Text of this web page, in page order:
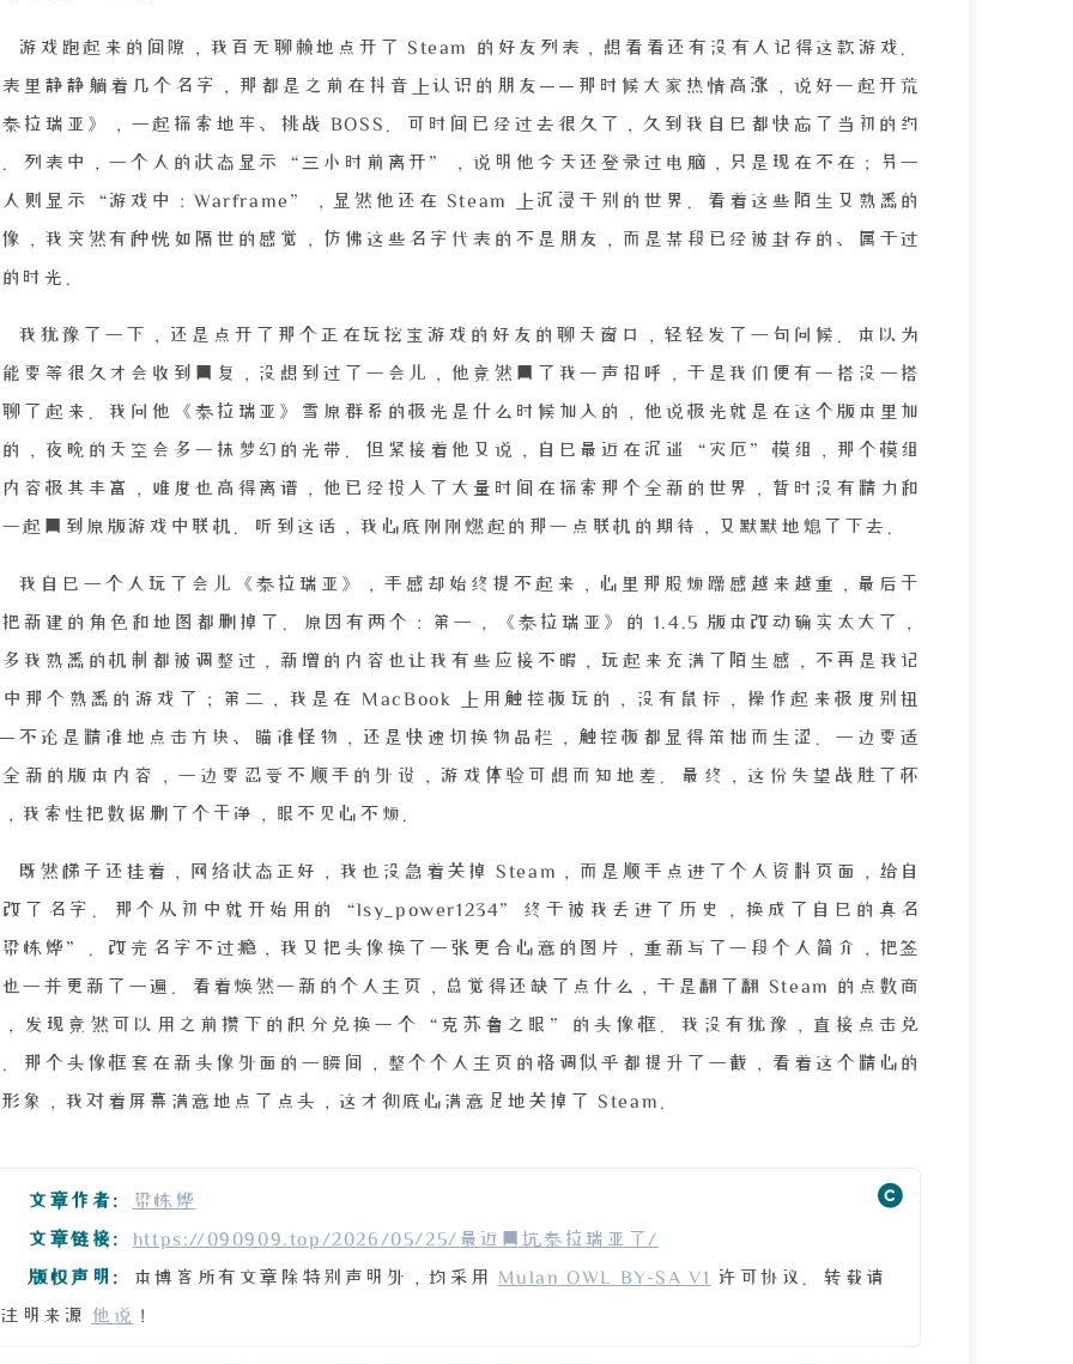
游戏跑起来的间隙，我百无聊赖地点开了 Steam 的好友列表，想看看还有没有人记得这款游戏。
里静静躺着几个名字，那都是之前在抖音上认识的朋友——那时候大家热情高涨，说好一起开荒
拉瑞亚》，一起探索地牢、挑战 BOSS。可时间已经过去很久了，久到我自己都快忘了当初的约
列表中，一个人的状态显示“三小时前离开”，说明他今天还登录过电脑，只是现在不在；另一
则显示“游戏中：Warframe”，显然他还在 Steam 上沉浸于别的世界。看着这些陌生又熟悉的
，我突然有种恍如隔世的感觉，仿佛这些名字代表的不是朋友，而是某段已经被封存的、属于过
时光。
我犹豫了一下，还是点开了那个正在玩挖宝游戏的好友的聊天窗口，轻轻发了一句问候。本以为
要等很久才会收到回复，没想到过了一会儿，他竟然回了我一声招呼，于是我们便有一搭没一搭
了起来。我问他《泰拉瑞亚》雪原群系的极光是什么时候加入的，他说极光就是在这个版本里加
，夜晚的天空会多一抹梦幻的光带。但紧接着他又说，自己最近在沉迷“灾厄”模组，那个模组
容极其丰富，难度也高得离谱，他已经投入了大量时间在探索那个全新的世界，暂时没有精力和
起回到原版游戏中联机。听到这话，我心底刚刚燃起的那一点联机的期待，又默默地熄了下去。
我自己一个人玩了会儿《泰拉瑞亚》，手感却始终提不起来，心里那股烦躁感越来越重，最后干
新建的角色和地图都删掉了。原因有两个：第一，《泰拉瑞亚》的 1.4.5 版本改动确实太大了，
我熟悉的机制都被调整过，新增的内容也让我有些应接不暇，玩起来充满了陌生感，不再是我记
那个熟悉的游戏了；第二，我是在 MacBook 上用触控板玩的，没有鼠标，操作起来极度别扭
不论是精准地点击方块、瞄准怪物，还是快速切换物品栏，触控板都显得笨拙而生涩。一边要适
新的版本内容，一边要忍受不顺手的外设，游戏体验可想而知地差。最终，这份失望战胜了怀
我索性把数据删了个干净，眼不见心不烦。
既然梯子还挂着，网络状态正好，我也没急着关掉 Steam，而是顺手点进了个人资料页面，给自
了名字。那个从初中就开始用的“lsy_power1234”终于被我丢进了历史，换成了自己的真名
栋烨”。改完名字不过瘾，我又把头像换了一张更合心意的图片，重新写了一段个人简介，把签
一并更新了一遍。看着焕然一新的个人主页，总觉得还缺了点什么，于是翻了翻 Steam 的点数商
发现竟然可以用之前攒下的积分兑换一个“克苏鲁之眼”的头像框。我没有犹豫，直接点击兑
那个头像框套在新头像外面的一瞬间，整个个人主页的格调似乎都提升了一截，看着这个精心的
象，我对着屏幕满意地点了点头，这才彻底心满意足地关掉了 Steam。
文章作者:
梁栋烨
文章链接:
https://090909.top/2026/05/25/最近回坑泰拉瑞亚了/
版权声明:
本博客所有文章除特别声明外，均采用 Mulan OWL BY-SA V1
许可协议。转载请
注明来源
他说 ！